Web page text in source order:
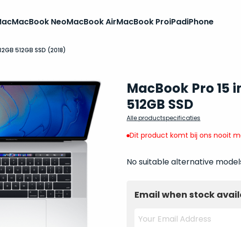
MacBook NeoMacBook AirMacBook ProiPadiPhone
512GB SSD (2018)
MacBook Pro 15
512GB SSD
Alle productspecificaties
Dit product komt bij ons nooit
No suitable alternative
Email when stock